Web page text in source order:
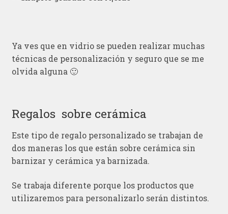
Ya ves que en vidrio se pueden realizar muchas
técnicas de personalización y seguro que se me
olvida alguna 🙂
Regalos sobre cerámica
Este tipo de regalo personalizado se trabajan de
dos maneras los que están sobre cerámica sin
barnizar y cerámica ya barnizada.
Se trabaja diferente porque los productos que
utilizaremos para personalizarlo serán distintos.